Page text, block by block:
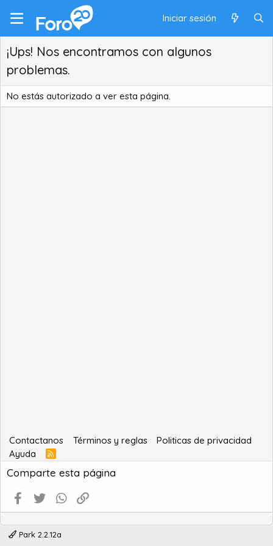
Iniciar sesión
¡Ups! Nos encontramos con algunos
problemas.
No estás autorizado a ver esta página.
Contactanos Términos y reglas
Politicas de privacidad
Ayuda
R
S
S
Comparte esta página
Facebook
Twitter WhatsApp
Park 2.2.12a